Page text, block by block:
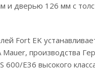
и дверью 126 мм с
Fort EK
Mauer, производства
600/E36 высокого